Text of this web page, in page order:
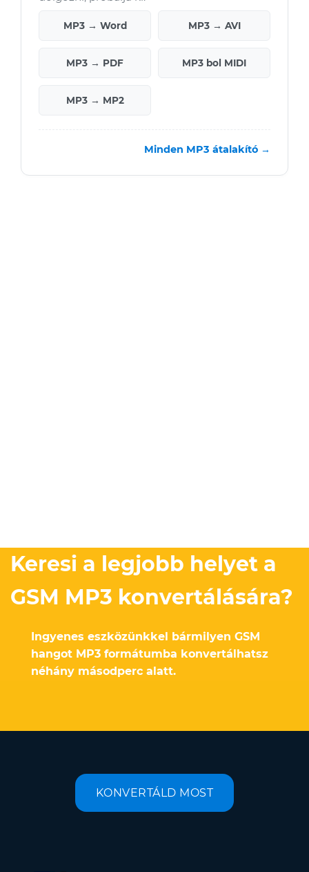
MP3 → Word MP3 → AVI
MP3 → PDF MP3 bol MIDI
MP3 → MP2
Minden MP3 átalakító →
Keresi a legjobb helyet a
GSM MP3 konvertálására?
Ingyenes eszközünkkel bármilyen GSM
hangot MP3 formátumba konvertálhatsz
néhány másodperc alatt.
KONVERTÁLD MOST